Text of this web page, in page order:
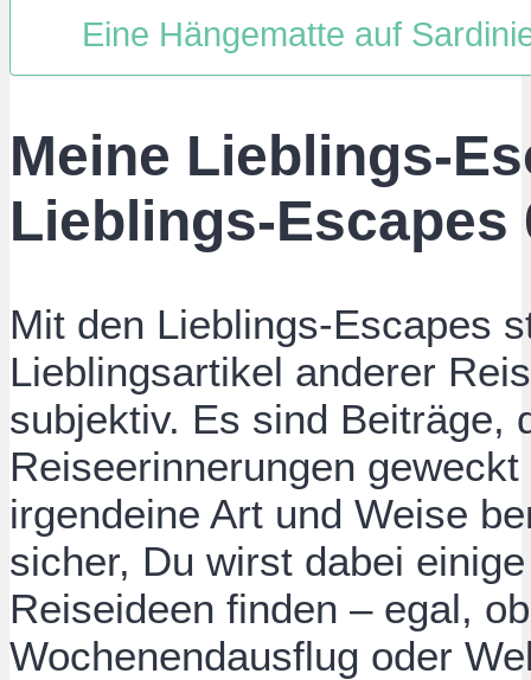
Eine Hängematte auf
Meine Lieblings-
Lieblings-Escapes
Mit den Lieblings-Escapes
Lieblingsartikel anderer
subjektiv. Es sind Beiträge,
Reiseerinnerungen
irgendeine Art und Weise
sicher, Du wirst dabei
Reiseideen finden – egal,
Wochenendausflug oder